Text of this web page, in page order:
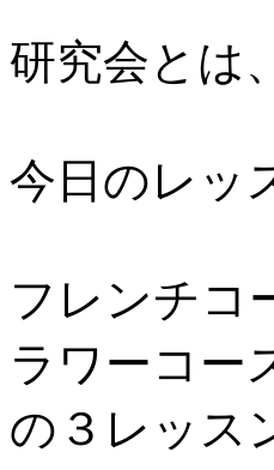
研究会とは
今日のレッ
フレンチコ
ラワーコー
の３レッス